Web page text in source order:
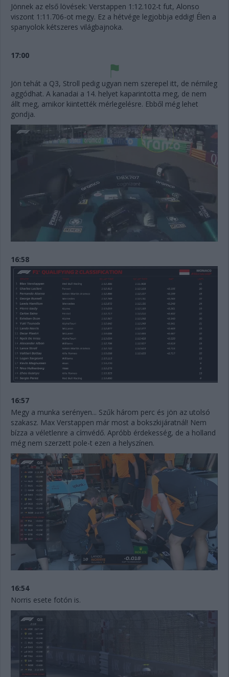
Jönnek az első lövések: Verstappen 1:12.102-t fut, Alonso
viszont 1:11.706-ot megy. Ez a hétvége legjobbja eddig! Élen a
spanyolok kétszeres világbajnoka.
17:00
Jön tehát a Q3, Stroll pedig ugyan nem szerepel itt, de némileg
aggódhat. A kanadai a 14. helyet kaparintotta meg, de nem
állt meg, amikor kiintették mérlegelésre. Ebből még lehet
gondja.
16:58
16:57
Megy a munka serényen... Szűk három perc és jön az utolsó
szakasz. Max Verstappen már most a bokszkijáratnál! Nem
bízza a véletlenre a címvédő. Apróbb érdekesség, de a holland
még nem szerzett pole-t ezen a helyszínen.
16:54
Norris esete fotón is.